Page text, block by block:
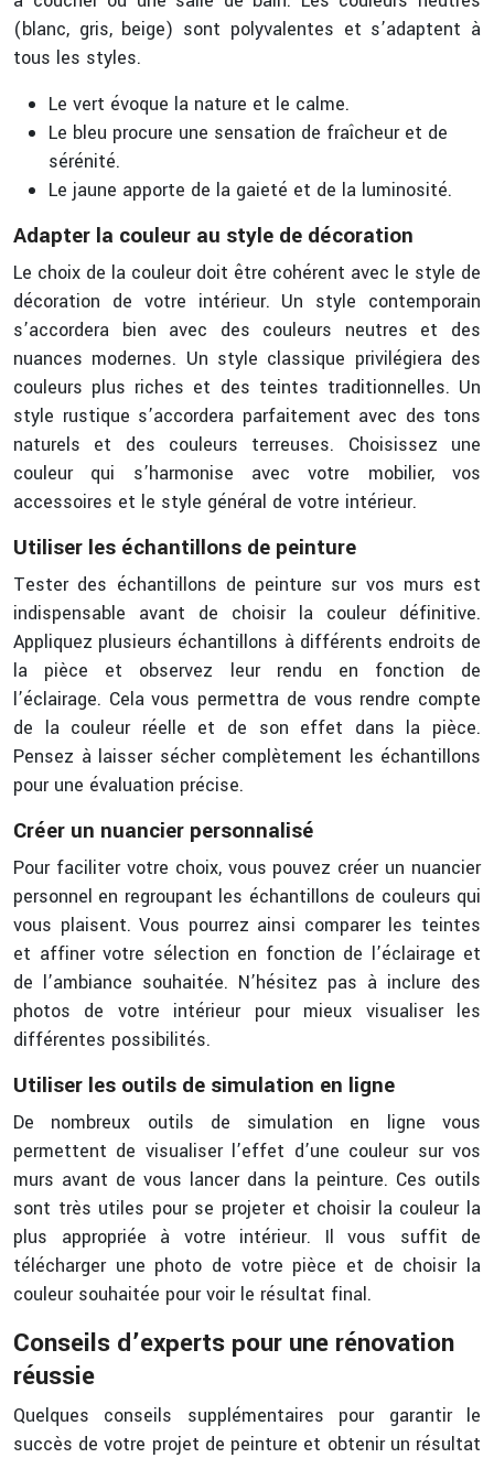
(blanc, gris, beige) sont polyvalentes et s’adaptent à
tous les styles.
Le vert évoque la nature et le calme.
Le bleu procure une sensation de fraîcheur et de
sérénité.
Le jaune apporte de la gaieté et de la luminosité.
Adapter la couleur au style de décoration
Le choix de la couleur doit être cohérent avec le style de
décoration de votre intérieur. Un style contemporain
s’accordera bien avec des couleurs neutres et des
nuances modernes. Un style classique privilégiera des
couleurs plus riches et des teintes traditionnelles. Un
style rustique s’accordera parfaitement avec des tons
naturels et des couleurs terreuses. Choisissez une
couleur qui s’harmonise avec votre mobilier, vos
accessoires et le style général de votre intérieur.
Utiliser les échantillons de peinture
Tester des échantillons de peinture sur vos murs est
indispensable avant de choisir la couleur définitive.
Appliquez plusieurs échantillons à différents endroits de
la pièce et observez leur rendu en fonction de
l’éclairage. Cela vous permettra de vous rendre compte
de la couleur réelle et de son effet dans la pièce.
Pensez à laisser sécher complètement les échantillons
pour une évaluation précise.
Créer un nuancier personnalisé
Pour faciliter votre choix, vous pouvez créer un nuancier
personnel en regroupant les échantillons de couleurs qui
vous plaisent. Vous pourrez ainsi comparer les teintes
et affiner votre sélection en fonction de l’éclairage et
de l’ambiance souhaitée. N’hésitez pas à inclure des
photos de votre intérieur pour mieux visualiser les
différentes possibilités.
Utiliser les outils de simulation en ligne
De nombreux outils de simulation en ligne vous
permettent de visualiser l’effet d’une couleur sur vos
murs avant de vous lancer dans la peinture. Ces outils
sont très utiles pour se projeter et choisir la couleur la
plus appropriée à votre intérieur. Il vous suffit de
télécharger une photo de votre pièce et de choisir la
couleur souhaitée pour voir le résultat final.
Conseils d’experts pour une rénovation
réussie
Quelques conseils supplémentaires pour garantir le
succès de votre projet de peinture et obtenir un résultat